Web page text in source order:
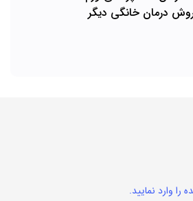
درمان خانگی دیگر
را وارد نمایید.